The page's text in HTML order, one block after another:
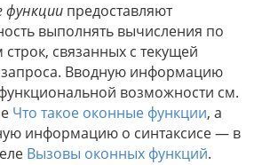
функции предоставляют
выполнять вычисления по
связанных с текущей
запроса. Вводную информацию
возможности см.
Что такое оконные функции, а
информацию о синтаксисе — в
Вызовы оконных функций.